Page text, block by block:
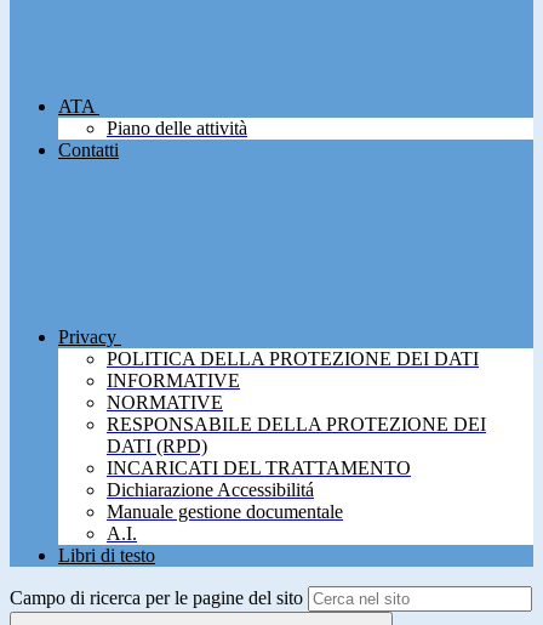
ATA
Piano delle attività
Contatti
Privacy
POLITICA DELLA PROTEZIONE DEI DATI
INFORMATIVE
NORMATIVE
RESPONSABILE DELLA PROTEZIONE DEI
DATI (RPD)
INCARICATI DEL TRATTAMENTO
Dichiarazione Accessibilitá
Manuale gestione documentale
A.I.
Libri di testo
Campo di ricerca per le pagine del sito